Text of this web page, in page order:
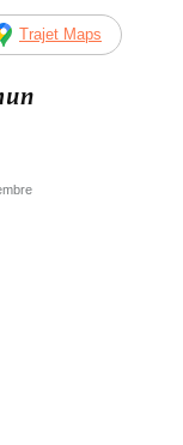
Trajet Maps